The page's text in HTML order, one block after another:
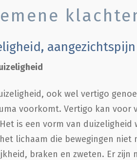
aangezichtspijn
ook wel vertigo
voorkomt. Vertigo kan voor
is een vorm van
lichaam die bewegingen niet
braken en zweten. Er